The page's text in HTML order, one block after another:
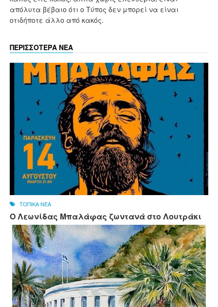
απόλυτα βέβαιο ότι ο Τύπος δεν μπορεί να είναι
οτιδήποτε άλλο από κακός.
ΠΕΡΙΣΣΟΤΕΡΑ ΝΕΑ
ΤΟΠΙΚΑ ΝΕΑ
Ο Λεωνίδας Μπαλάφας ζωντανά στο Λουτράκι